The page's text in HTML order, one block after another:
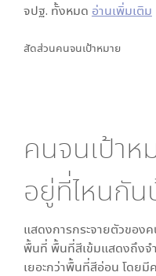
จปฐ. ทั้งหมด อ่านเพิ่มเติม
สัดส่วนคนจนเป้าหมาย
คนจนเป้า
อยู่ที่ไหนกัน
แสดงการกระจายตัวของ
พื้นที่ พื้นที่สีเข้มแสดงถึงจ
เยอะกว่าพื้นที่สีอ่อน โดยมี